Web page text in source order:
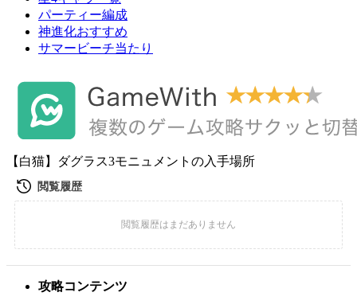
パーティー編成
神進化おすすめ
サマービーチ当たり
【白猫】ダグラス3モニュメントの入手場所
攻略コンテンツ